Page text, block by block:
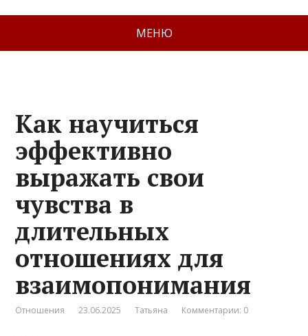
МЕНЮ
Как научиться
эффективно
выражать свои
чувства в
длительных
отношениях для
взаимопонимания
Отношения 23.06.2025 Татьяна Комментарии: 0